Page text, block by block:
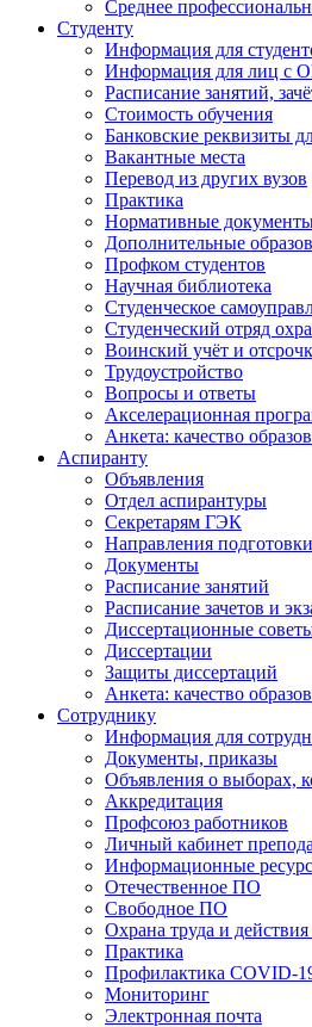
Среднее
Студенту
Информация для
Информация для лиц с
Расписание занятий,
Стоимость обучения
Банковские реквизиты
Вакантные места
Перевод из других вузов
Практика
Нормативные
Дополнительные
Профком студентов
Научная библиотека
Студенческое
Студенческий отряд
Воинский учёт и
Трудоустройство
Вопросы и ответы
Акселерационная
Анкета: качество
Аспиранту
Объявления
Отдел аспирантуры
Секретарям ГЭК
Направления подготовки
Документы
Расписание занятий
Расписание зачетов и
Диссертационные
Диссертации
Защиты диссертаций
Анкета: качество
Сотруднику
Информация для
Документы, приказы
Объявления о выборах,
Аккредитация
Профсоюз работников
Личный кабинет
Информационные
Отечественное ПО
Свободное ПО
Охрана труда и
Практика
Профилактика COVID-
Мониторинг
Электронная почта